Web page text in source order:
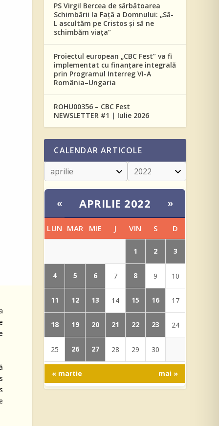
PS Virgil Bercea de sărbătoarea
Schimbării la Față a Domnului: „Să-
L ascultăm pe Cristos și să ne
schimbăm viața”
Proiectul european „CBC Fest” va fi
implementat cu finanțare integrală
prin Programul Interreg VI-A
România–Ungaria
ROHU00356 – CBC Fest
NEWSLETTER #1 | Iulie 2026
CALENDAR ARTICOLE
« APRILIE 2022 »
LUN MAR MIE J VIN S D
1 2 3
4 5 6 7 8 9 10
11 12 13 14 15 16 17
18 19 20 21 22 23 24
25 26 27 28 29 30
« martie mai »